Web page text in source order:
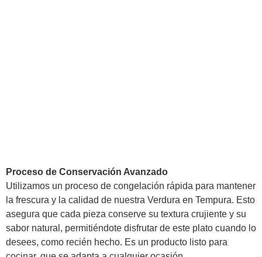
Proceso de Conservación Avanzado
Utilizamos un proceso de congelación rápida para mantener
la frescura y la calidad de nuestra Verdura en Tempura. Esto
asegura que cada pieza conserve su textura crujiente y su
sabor natural, permitiéndote disfrutar de este plato cuando lo
desees, como recién hecho. Es un producto listo para